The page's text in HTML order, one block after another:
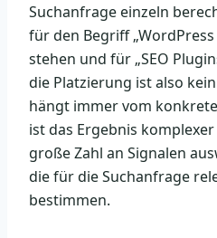
Suchanfrage einzeln
für den Begriff „WordPress
stehen und für „SEO
die Platzierung ist also
hängt immer vom
ist das Ergebnis
große Zahl an Signalen
die für die Suchanfrage
bestimmen.